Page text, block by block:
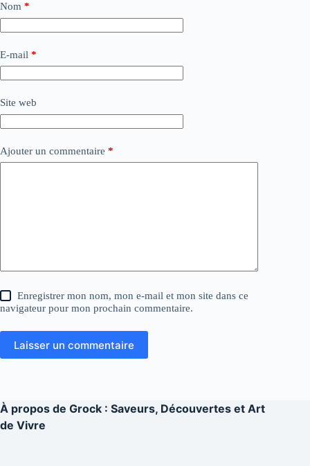
Nom *
E-mail *
Site web
Ajouter un commentaire *
Enregistrer mon nom, mon e-mail et mon site dans ce
navigateur pour mon prochain commentaire.
Laisser un commentaire
À propos de Grock : Saveurs, Découvertes et Art
de Vivre